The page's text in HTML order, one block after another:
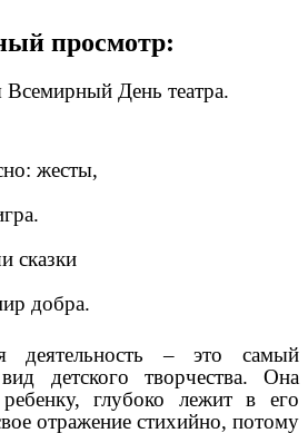
просмотр:
Всемирный День театра.
жесты,
игра.
сказки
добра.
деятельность – это самый
детского творчества. Она
глубоко лежит в его
отражение стихийно, потому